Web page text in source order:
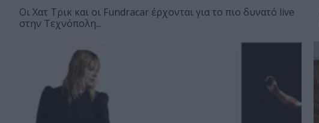
Oι Χατ Τρικ και οι Fundracar έρχονται για το πιο δυνατό live
στην Τεχνόπολη...